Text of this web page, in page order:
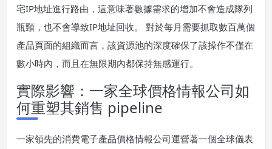
宅IP地址進行路由，這意味著數據需求的增加不會造成隊列
瓶頸，也不會導致IP地址回收。 對於每月需要抓取數百萬個
產品頁面的組織而言，該資源池的深度確保了該操作不僅在
數小時內，而且在無限期內都保持無感運行。
實際影響：一家全球價格情報公司如
何重塑其銷售 pipeline
一家領先的消費電子產品價格情報公司運營著一個全球儀表